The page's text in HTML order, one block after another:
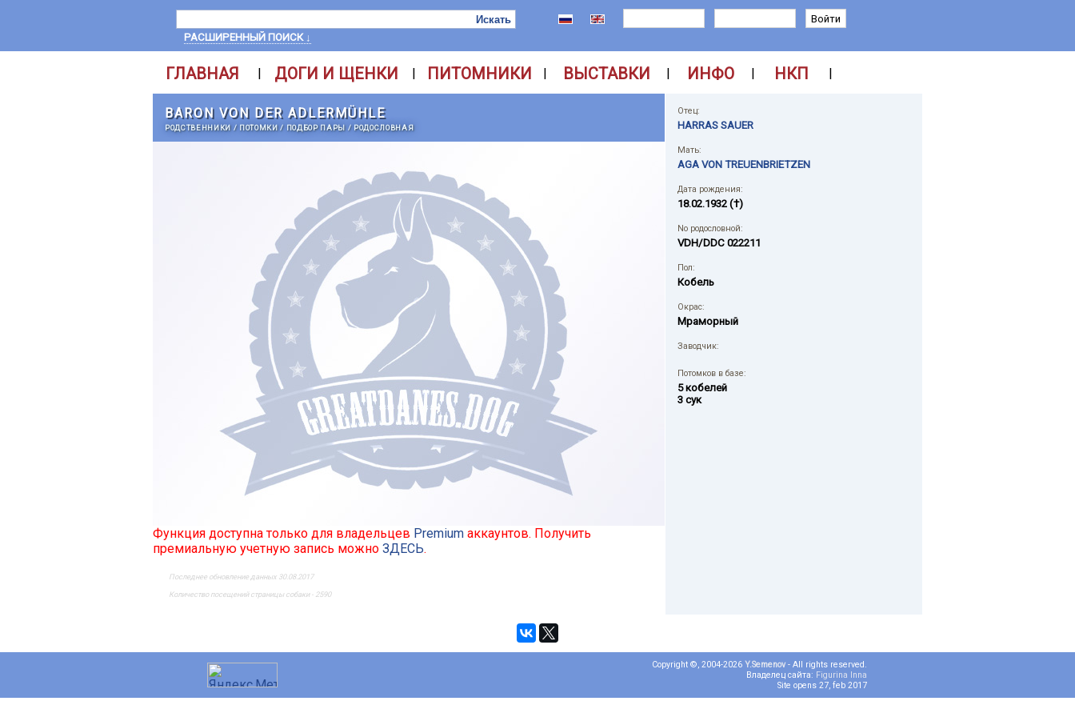
РАСШИРЕННЫЙ ПОИСК ↓
ГЛАВНАЯ | ДОГИ И ЩЕНКИ | ПИТОМНИКИ | ВЫСТАВКИ | ИНФО | НКП |
BARON VON DER ADLERMÜHLE
РОДСТВЕННИКИ / ПОТОМКИ/ ПОДБОР ПАРЫ / РОДОСЛОВНАЯ
Функция доступна только для владельцев Premium аккаунтов. Получить
премиальную учетную запись можно ЗДЕСЬ.
Последнее обновление данных 30.08.2017
Количество посещений страницы собаки - 2590
Отец:
HARRAS SAUER
Мать:
AGA VON TREUENBRIETZEN
Дата рождения:
18.02.1932 (†)
No родословной:
VDH/DDC 022211
Пол:
Кобель
Окрас:
Мраморный
Заводчик:
Потомков в базе:
5 кобелей
3 сук
Copyright ©, 2004-2026 Y.Semenov - All rights reserved.
Владелец сайта: Figurina Inna
Site opens 27, feb 2017